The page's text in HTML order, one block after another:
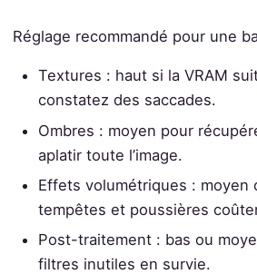
Réglage recommandé pour une
Textures : haut si la VRAM
constatez des saccades.
Ombres : moyen pour
aplatir toute l’image.
Effets volumétriques : moyen
tempêtes et poussières
Post-traitement : bas ou
filtres inutiles en survie.